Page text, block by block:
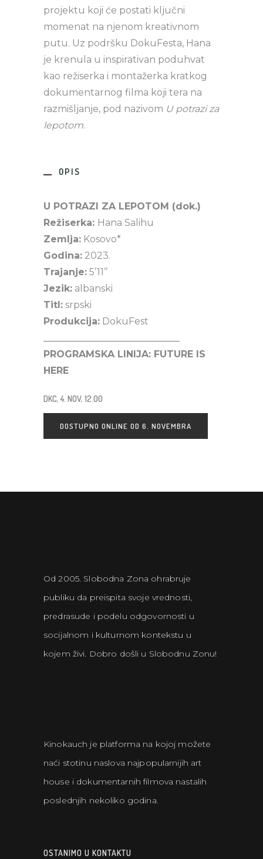
projektu koji će postati ključni
momenat na njenom kreativnom
putu. Uz podršku DokuFesta, Hana
je krenula u inspirativan poduhvat
kao režiserka i montažerka kratkog
dokumentarnog filma koji tera na
razmišljanje, pod nazivom U potrazi za
lepotom.
OPIS
U POTRAZI ZA LEPOTOM (dok.)
Režiserka: Hana Salihu
Zemlja: Kosovo*
Godina: 2023.
Trajanje: 5’11’’
Jezik: albanski
Titl: srpski
Produkcija: DokuFest
PROGRAMSKA LINIJA: FUTURE IS
HERE
DKC, 4. NOV, 12.00
DOSTUPNO ONLINE OD 6. NOVEMBRA
Od 2005. Slobodna Zona ohrabruje
publiku da preispita svoje vrednosti,
predrasude i podelu odgovornosti u
socijalnom i kulturnom kontekstu u
kojem živi. Dobro došli u Slobodnu Zonu!
Kinokauch je platforma na kojoj možete
naći stotinu naslova najpopularnijih art
house i dokumentarnih filmova nastalih
poslednjih nekoliko godina.
OSTANIMO U KONTAKTU